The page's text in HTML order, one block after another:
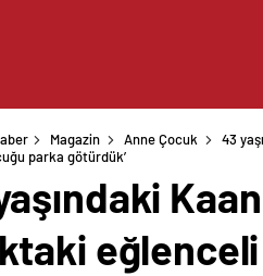
Magazin Anne Çocuk
43
parka götürdük’
eğlenceli